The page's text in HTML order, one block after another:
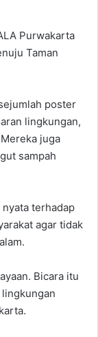
Purwakarta
Taman
poster
lingkungan,
juga
sampah
terhadap
agar tidak
Bicara itu